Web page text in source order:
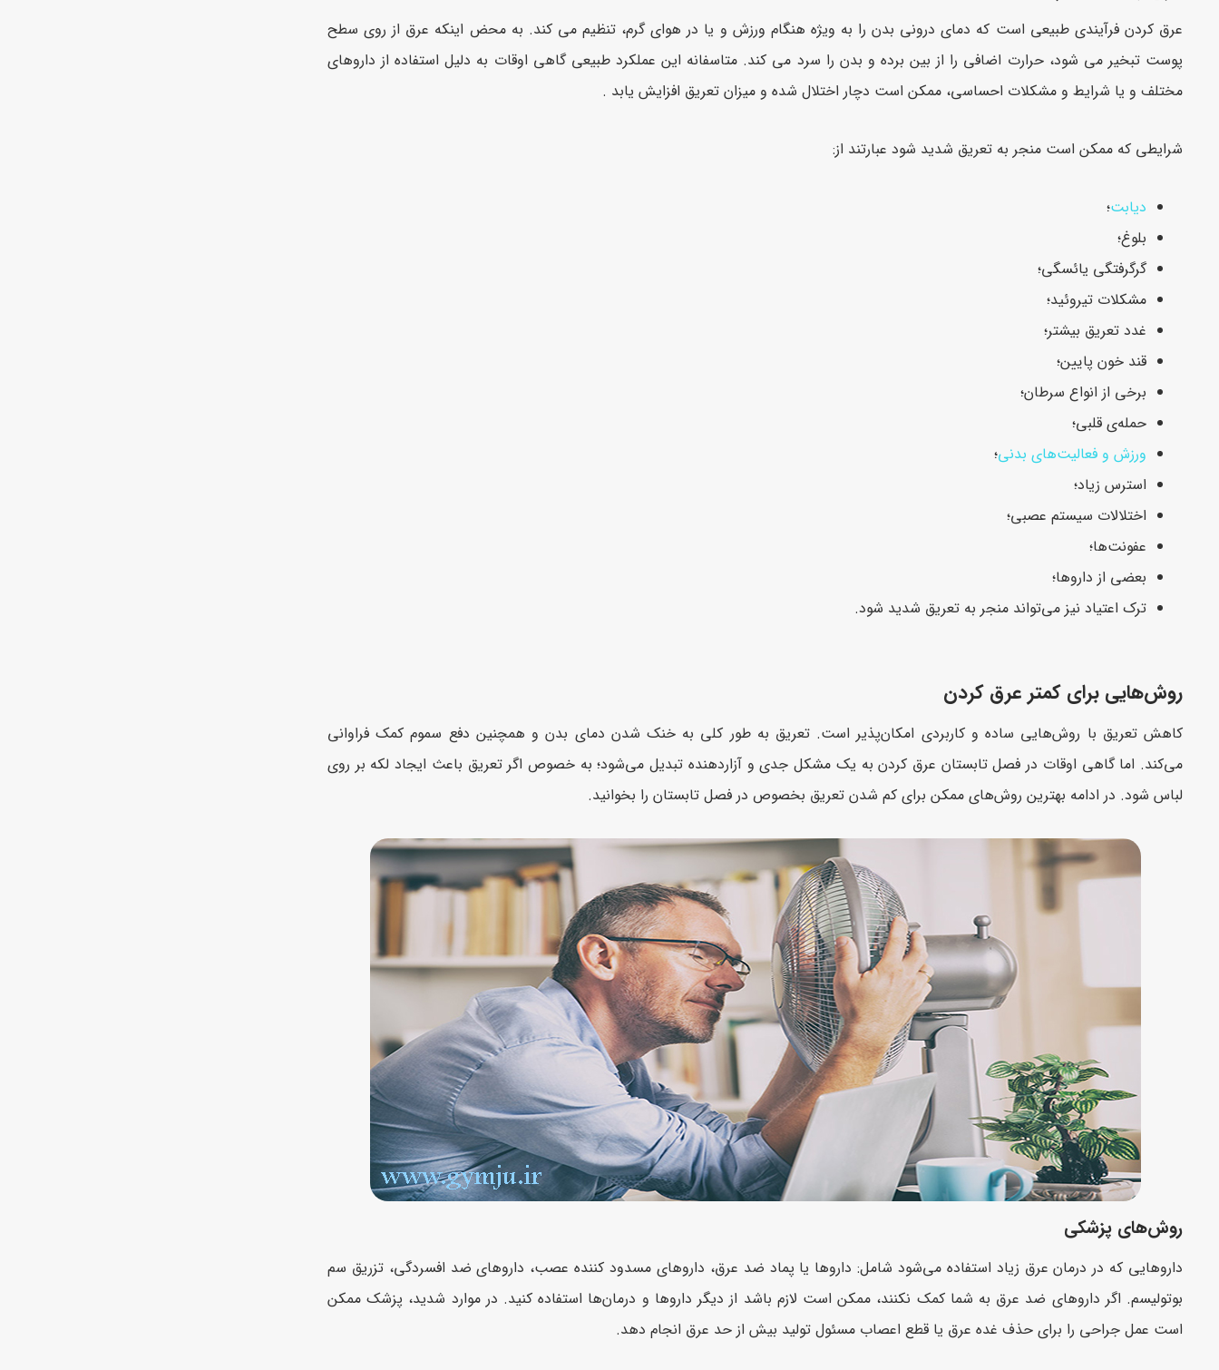
عرق کردن فرآیندی طبیعی است که دمای درونی بدن را به ویژه هنگام ورزش و یا در هوای گرم، تنظیم می کند. به محض اینکه عرق از روی سطح
پوست تبخیر می شود، حرارت اضافی را از بین برده و بدن را سرد می کند. متاسفانه این عملکرد طبیعی گاهی اوقات به دلیل استفاده از داروهای
مختلف و یا شرایط و مشکلات احساسی، ممکن است دچار اختلال شده و میزان تعریق افزایش یابد .
شرایطی که ممکن است منجر به تعریق شدید شود عبارتند از:
دیابت؛
بلوغ؛
گرگرفتگی یائسگی؛
مشکلات تیروئید؛
غدد تعریق بیشتر؛
قند خون پایین؛
برخی از انواع سرطان؛
حمله‌ی قلبی؛
ورزش و فعالیت‌های بدنی؛
استرس زیاد؛
اختلالات سیستم عصبی؛
عفونت‌ها؛
بعضی از داروها؛
ترک اعتیاد نیز می‌تواند منجر به تعریق شدید شود.
روش‌هایی برای کمتر عرق کردن
کاهش تعریق با روش‌هایی ساده و کاربردی امکان‌‌‌پذیر است. تعریق به طور کلی به خنک شدن دمای بدن و همچنین دفع سموم کمک فراوانی
می‌کند. اما گاهی اوقات در فصل تابستان عرق کردن به یک مشکل جدی و آزاردهنده تبدیل می‌شود؛ به خصوص اگر تعریق باعث ایجاد لکه بر روی
لباس شود. در ادامه بهترین روش‌های ممکن برای کم شدن تعریق بخصوص در فصل تابستان را بخوانید.
روش‌های پزشکی
داروهایی که در درمان عرق زیاد استفاده می‌شود شامل: داروها یا پماد ضد عرق، داروهای مسدود کننده عصب، داروهای ضد افسردگی، تزریق سم
بوتولیسم. اگر داروهای ضد عرق به شما کمک نکنند، ممکن است لازم باشد از دیگر داروها و درمان‌ها استفاده کنید. در موارد شدید، پزشک ممکن
است عمل جراحی را برای حذف غده عرق یا قطع اعصاب مسئول تولید بیش از حد عرق انجام دهد.